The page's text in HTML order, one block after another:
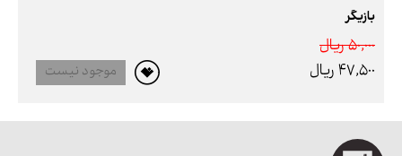
بازیگر
50,000 ريال
47,500 ريال
موجود نیست